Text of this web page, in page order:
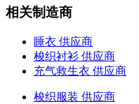
相关制造商
睡衣 供应商
梭织衬衫 供应商
充气救生衣 供应商
梭织服装 供应商